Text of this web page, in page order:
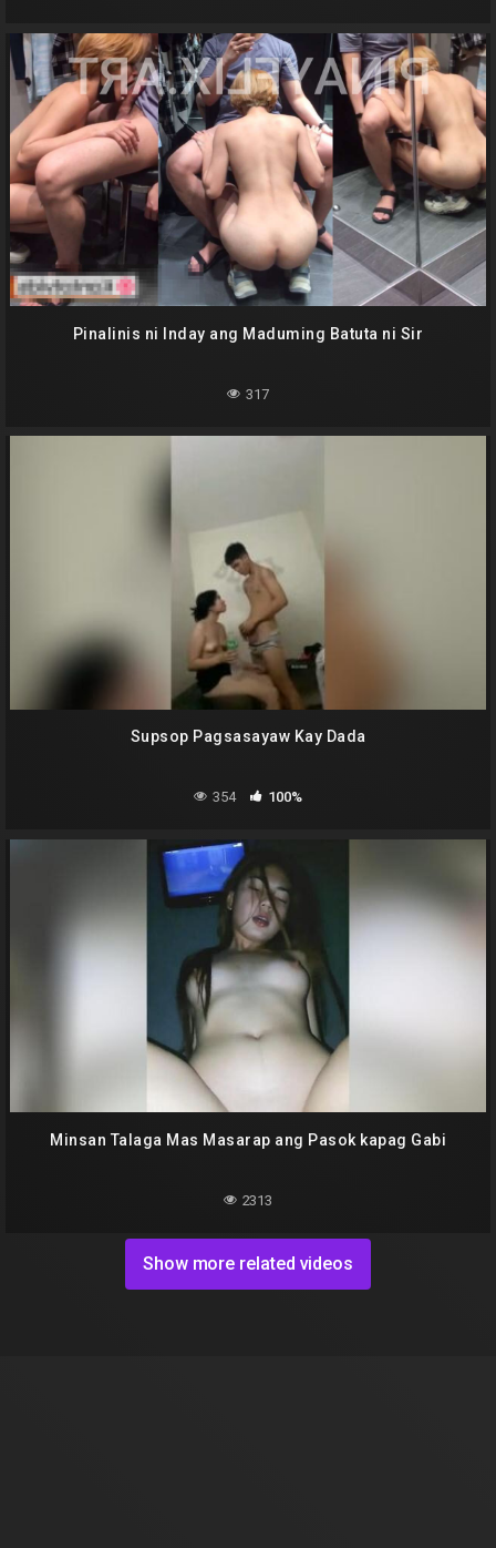
Pinalinis ni Inday ang Maduming Batuta ni Sir
317
Supsop Pagsasayaw Kay Dada
354 100%
Minsan Talaga Mas Masarap ang Pasok kapag Gabi
2313
Show more related videos